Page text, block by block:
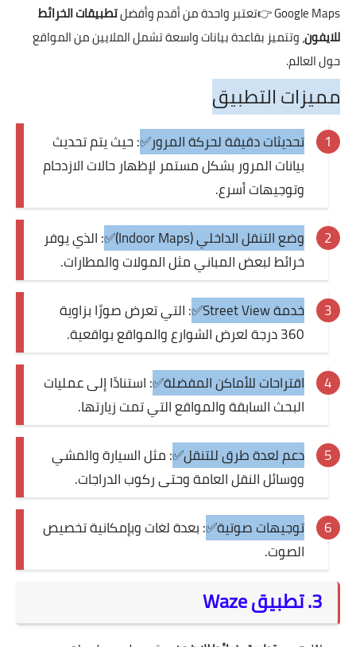
Google Maps👉تعتبر واحدة من أقدم وأفضلتطبيقات الخرائط
للايفون، وتتميز بقاعدة بيانات واسعة تشمل الملايين من المواقع
حول العالم.
مميزات التطبيق
تحديثات دقيقة لحركة المرور✅: حيث يتم تحديث
بيانات المرور بشكل مستمر لإظهار حالات الازدحام
وتوجيهات أسرع.
وضع التنقل الداخلي (Indoor Maps)✅
: الذي يوفر
خرائط لبعض المباني مثل المولات والمطارات.
خدمة Street View✅
: التي تعرض صورًا بزاوية
360 درجة لعرض الشوارع والمواقع بواقعية.
اقتراحات للأماكن المفضلة✅: استنادًا إلى عمليات
البحث السابقة والمواقع التي تمت زيارتها.
دعم لعدة طرق للتنقل✅: مثل السيارة والمشي
ووسائل النقل العامة وحتى ركوب الدراجات.
توجيهات صوتية✅: بعدة لغات وبإمكانية تخصيص
الصوت.
3. تطبيق Waze